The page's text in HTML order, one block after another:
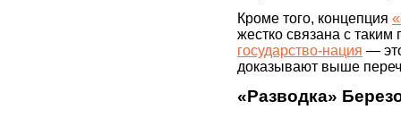
Кроме того, концепция
жестко связана с таким
государство-нация —
доказывают выше
«Разводка»